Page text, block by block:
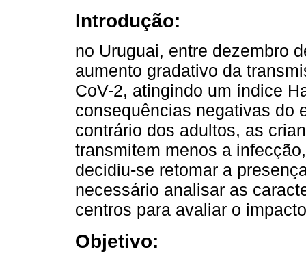
Introdução:
no Uruguai, entre dezembro
aumento gradativo da
CoV-2, atingindo um índice
consequências negativas do
contrário dos adultos, as
transmitem menos a
decidiu-se retomar a
necessário analisar as
centros para avaliar o
Objetivo: